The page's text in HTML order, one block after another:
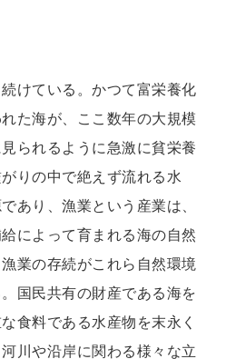
けている。かつて富栄養化
た海が、ここ数年の大規模
られるように急激に貧栄養
りの中で絶えず流れる水
あり、漁業という産業は、
によって育まれる海の自然
業の存続がこれら自然環境
国民共有の財産である海を
食料である水産物を末永く
川や沿岸に関わる様々な立